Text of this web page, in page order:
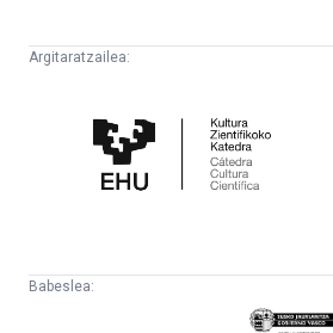
Argitaratzailea:
Zientifikoko
Katedra
Babeslea:
Eusko